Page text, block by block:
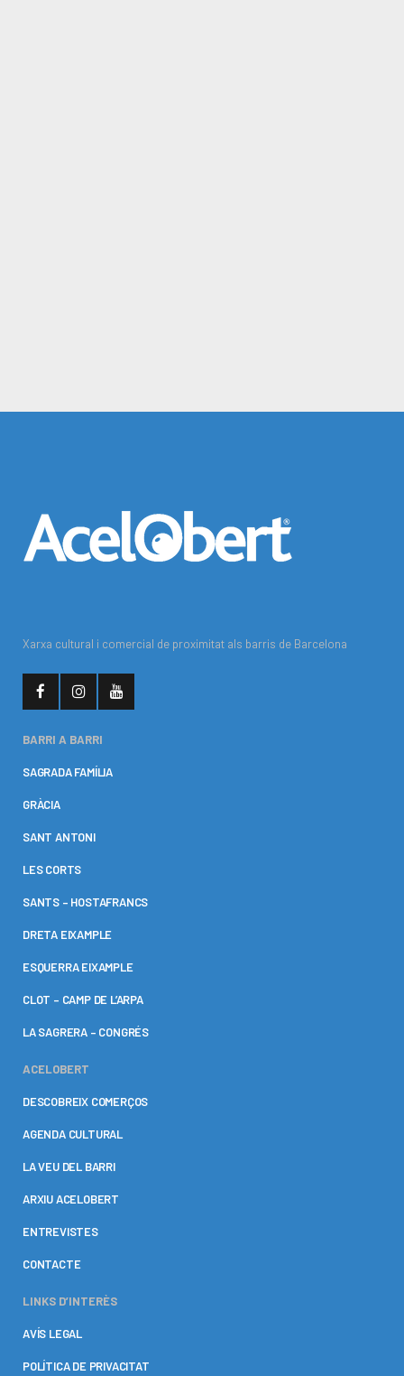
Xarxa cultural i comercial de proximitat als barris de Barcelona
BARRI A BARRI
SAGRADA FAMÍLIA
GRÀCIA
SANT ANTONI
LES CORTS
SANTS – HOSTAFRANCS
DRETA EIXAMPLE
ESQUERRA EIXAMPLE
CLOT – CAMP DE L’ARPA
LA SAGRERA – CONGRÉS
ACELOBERT
DESCOBREIX COMERÇOS
AGENDA CULTURAL
LA VEU DEL BARRI
ARXIU ACELOBERT
ENTREVISTES
CONTACTE
LINKS D’INTERÈS
AVÍS LEGAL
POLÍTICA DE PRIVACITAT